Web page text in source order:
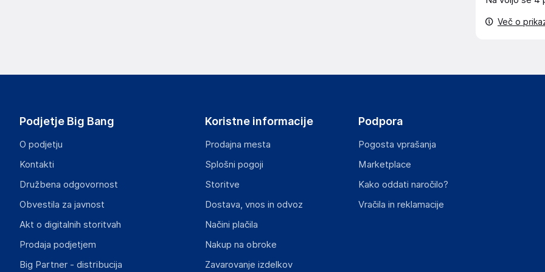
Poljska
Poljska
Slike o varnosti izdelka
informacije, povezane z določenim izdelkom.
Več o
Podjetje Big Bang
O podjetju
Kontakti
Družbena odgovornost
Obvestila za javnost
Akt o digitalnih storitvah
Prodaja podjetjem
Big Partner - distribucija
Koristne informacije
Prodajna mesta
Splošni pogoji
Storitve
Dostava, vnos in odvoz
Načini plačila
Nakup na obroke
Zavarovanje izdelkov
Podpora
Pogosta vprašanja
Marketplace
Kako oddati naročilo?
Vračila in reklamacije